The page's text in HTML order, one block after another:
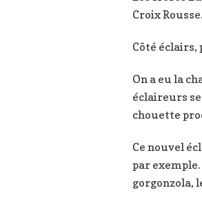
Croix
Côté éclairs,
On a eu la
éclaireurs
chouette
Ce nouvel
par
gorgonzola,